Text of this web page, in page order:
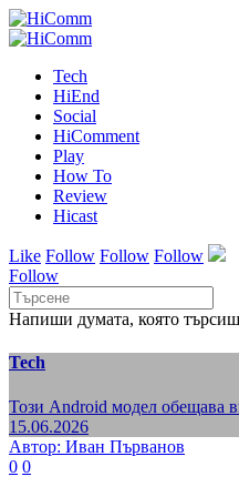
Tech
HiEnd
Social
HiComment
Play
How To
Review
Hicast
Like Follow Follow Follow
Follow
Напиши думата, която
Tech
Този Android модел обещава
15.06.2026
Автор: Иван Първанов
0 0